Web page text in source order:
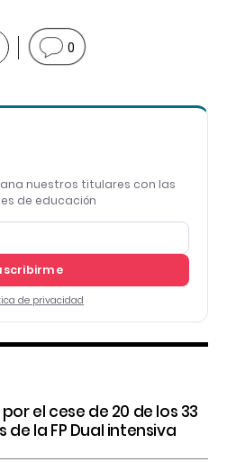
0
nuestros titulares con las
de educación
de privacidad
el cese de 20 de los 33
la FP Dual intensiva